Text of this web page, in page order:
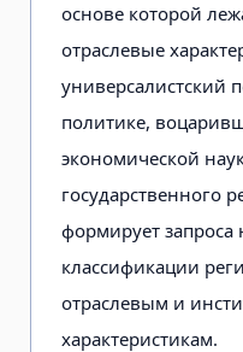
основе которой
отраслевые
универсалистский
политике,
экономической
государственного
формирует запроса
классификации
отраслевым и
характеристикам.